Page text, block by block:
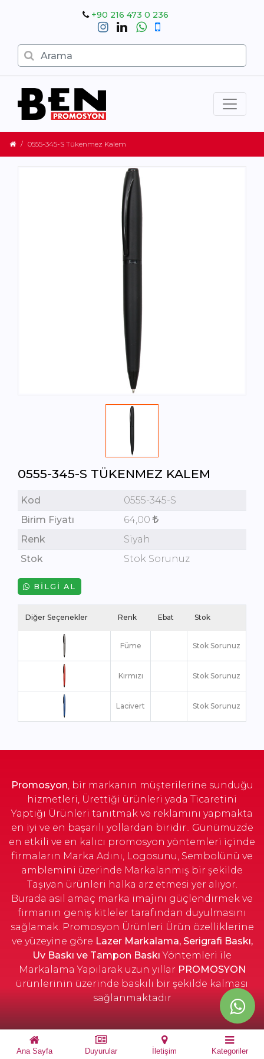
+90 216 473 0 236
0555-345-S Tükenmez Kalem
0555-345-S TÜKENMEZ KALEM
Kod
0555-345-S
Birim Fiyatı
64,00
Renk
Siyah
Stok
Stok Sorunuz
BILGI AL
Diğer Seçenekler Renk Ebat Stok
Füme Stok Sorunuz
Kırmızı Stok Sorunuz
Lacivert Stok Sorunuz
Promosyon, bir markanın müşterilerine sunduğu
hizmetleri, Ürettiği ürünleri yada Ticaretini
Yaptığı Ürünleri tanıtmak ve reklamını yapmakta
en iyi ve en başarılı yollardan biridir.. Günümüzde
en etkili ve en kalıcı promosyon yöntemleri içinde
firmaların Marka Adını, Logosunu, Sembolünü ve
amblemini üzerinde Markalanmış bir şekilde
Taşıyan ürünleri halka arz etmesi yer alıyor.
Burada asıl amaç marka imajını güçlendirmek ve
firmanın geniş kitleler tarafından duyulmasını
sağlamak. Promosyon Ürünleri Ürün özelliklerine
ve yüzeyine göre Lazer Markalama, Serigrafi Baskı,
Uv Baskı ve Tampon Baskı Yöntemleri ile
Markalama Yapılarak uzun yıllar PROMOSYON
ürünlerinin üzerinde baskılı bir şekilde kalması
sağlanmaktadır
iEntegre
- Entegrasyon Sistemleri
Ana Sayfa
Duyurular İletişim Kategoriler